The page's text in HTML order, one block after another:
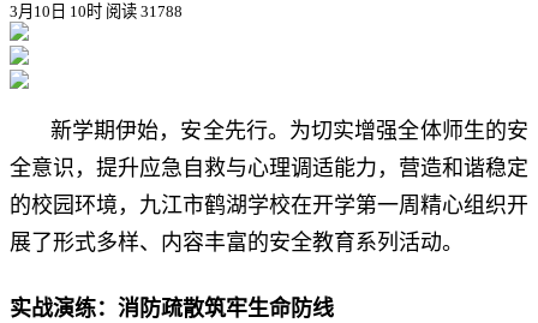
3月10日 10时 阅读 31788
新学期伊始，安全先行。为切实增强全体师生的安
全意识，提升应急自救与心理调适能力，营造和谐稳定
的校园环境，九江市鹤湖学校在开学第一周精心组织开
展了形式多样、内容丰富的安全教育系列活动。
实战演练：消防疏散筑牢生命防线